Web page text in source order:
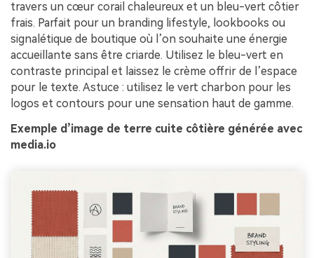
travers un cœur corail chaleureux et un bleu-vert côtier
frais. Parfait pour un branding lifestyle, lookbooks ou
signalétique de boutique où l’on souhaite une énergie
accueillante sans être criarde. Utilisez le bleu-vert en
contraste principal et laissez le crème offrir de l’espace
pour le texte. Astuce : utilisez le vert charbon pour les
logos et contours pour une sensation haut de gamme.
Exemple d’image de terre cuite côtière générée avec
media.io